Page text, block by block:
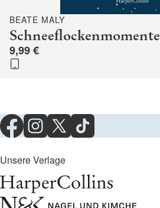
BEATE MALY
Schneeflockenmomente
9,99 €
Unsere Verlage